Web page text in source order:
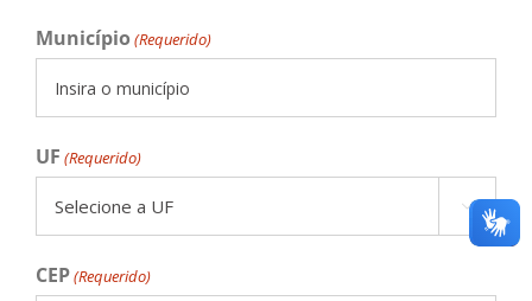
Município (Requerido)
UF (Requerido)

CEP(Requerido)
Inscrições - Município Santa Cruz do Rio
Pardo - SP